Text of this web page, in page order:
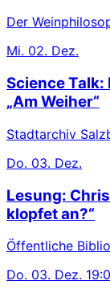
Der
Mi. 02. Dez.
Science
„Am Weiher“
Stadtarchiv
Do. 03. Dez.
Lesung:
klopfet an?“
Öffentliche
Do. 03. Dez.